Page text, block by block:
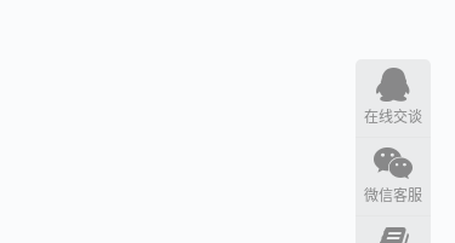
在线交谈
微信客服